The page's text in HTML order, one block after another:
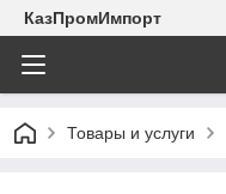
КазПромИмпорт
Товары и услуги